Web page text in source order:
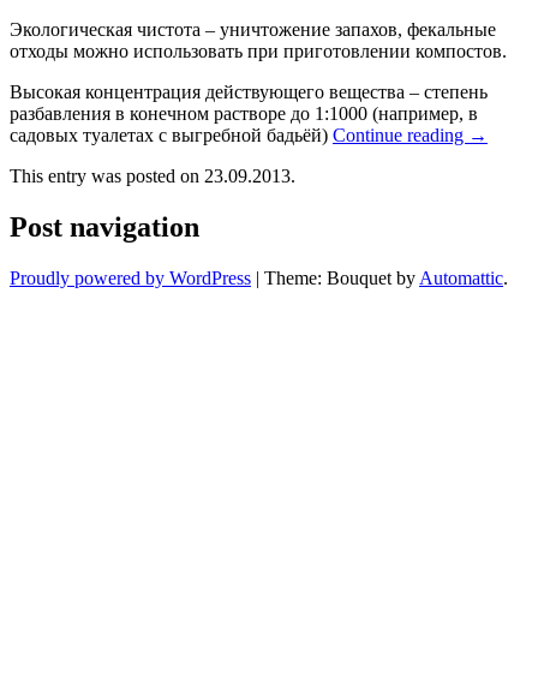
Экологическая чистота – уничтожение запахов, фекальные
отходы можно использовать при приготовлении компостов.
Высокая концентрация действующего вещества – степень
разбавления в конечном растворе до 1:1000 (например, в
садовых туалетах с выгребной бадьёй) Continue reading →
This entry was posted on 23.09.2013.
Post navigation
Proudly powered by WordPress | Theme: Bouquet by Automattic.